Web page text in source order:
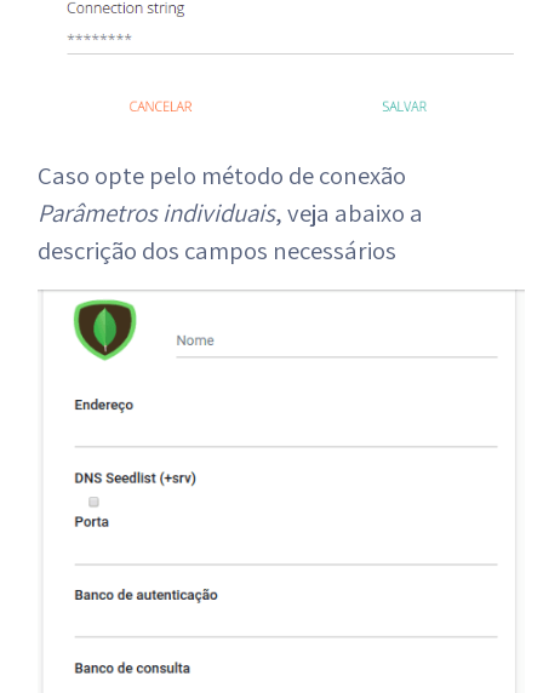
Caso opte pelo método de conexão
Parâmetros individuais, veja abaixo a
descrição dos campos necessários